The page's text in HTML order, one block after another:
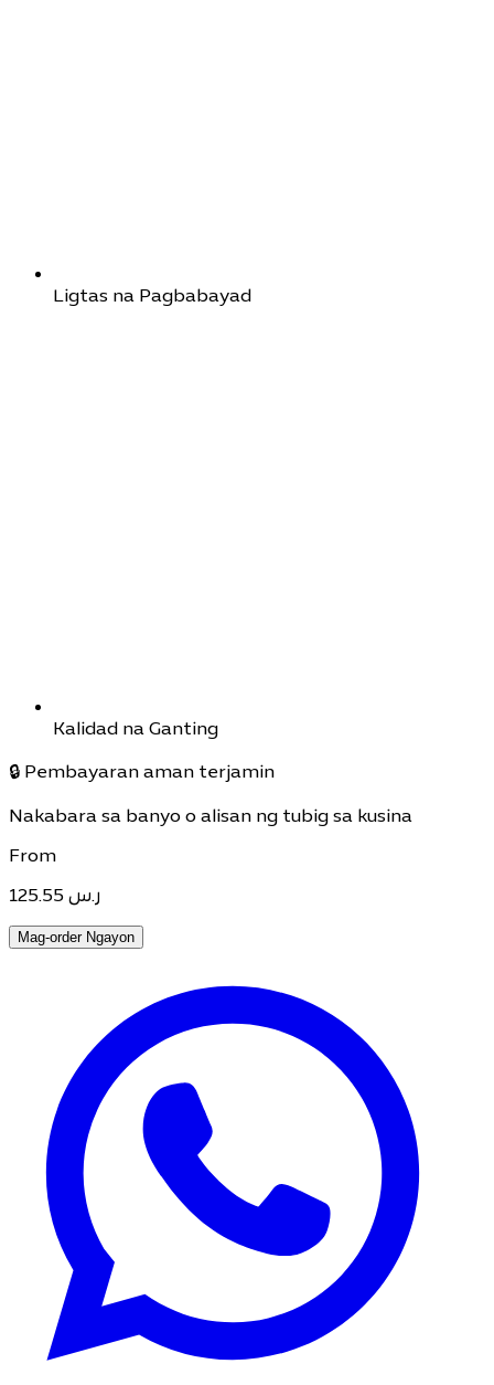
Ligtas na Pagbabayad
Kalidad na Ganting
🔒 Pembayaran aman terjamin
Nakabara sa banyo o alisan ng tubig sa kusina
From
125.55 ر.س
Mag-order Ngayon